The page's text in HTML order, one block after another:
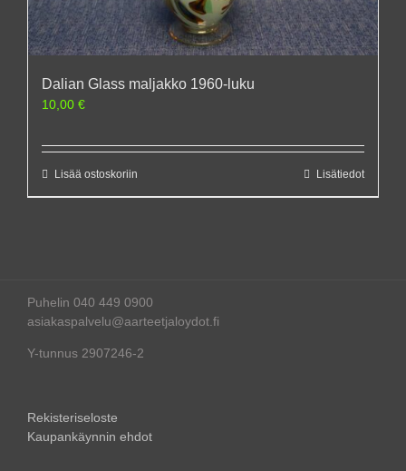
Dalian Glass maljakko 1960-luku
10,00 €
Lisää ostoskoriin Lisätiedot
Puhelin 040 449 0900
asiakaspalvelu@aarteetjaloydot.fi
Y-tunnus 2907246-2
Rekisteriseloste
Kaupankäynnin ehdot